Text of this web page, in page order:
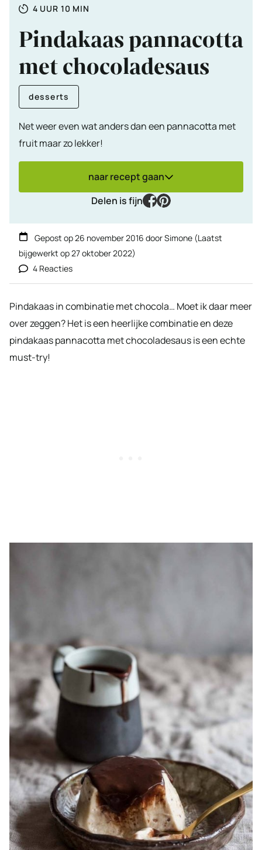
Totale
4 UUR
UUR 10 MINUTEN
MIN
Pindakaas pannacotta
met chocoladesaus
desserts
Net weer even wat anders dan een pannacotta met
fruit maar zo lekker!
naar recept gaan
Delen is fijn
facebook
pinterest
Gepost op26 november 2016 doorSimone (Laatst
bijgewerkt op27 oktober 2022)
4 Reacties
Pindakaas in combinatie met chocola… Moet ik daar meer
over zeggen? Het is een heerlijke combinatie en deze
pindakaas pannacotta met chocoladesaus is een echte
must-try!